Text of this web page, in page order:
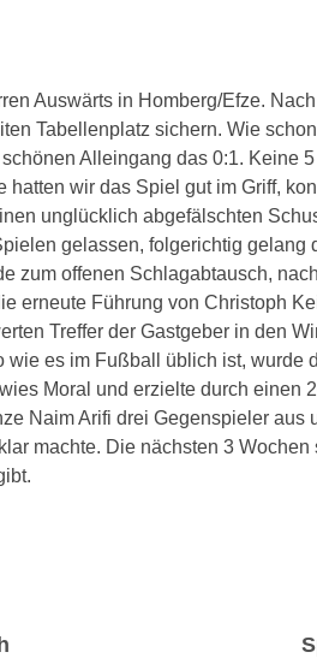
Auswärts in Homberg/Efze.
Tabellenplatz sichern. Wie
Alleingang das 0:1. Keine
wir das Spiel gut im Griff,
unglücklich abgefälschten
gelassen, folgerichtig
zum offenen Schlagabtausch,
erneute Führung von Christoph
Treffer der Gastgeber in den
es im Fußball üblich ist, wurde
Moral und erzielte durch einen
Naim Arifi drei Gegenspieler aus
machte. Die nächsten 3